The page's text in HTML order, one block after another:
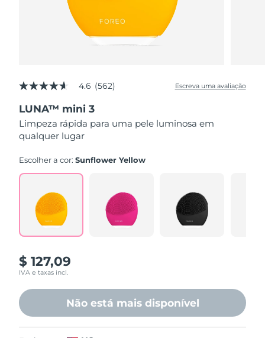
4.6
5
estrelas,
valor
médio
avaliação.
Read
562
abre
mesma
página.
4.6 (562) Escreva uma avaliação
LUNA™ mini 3
Limpeza rápida para uma pele luminosa em
qualquer lugar
Escolher a cor:Sunflower Yellow
$ 127,09
IVA e taxas incl.
Não está mais disponível